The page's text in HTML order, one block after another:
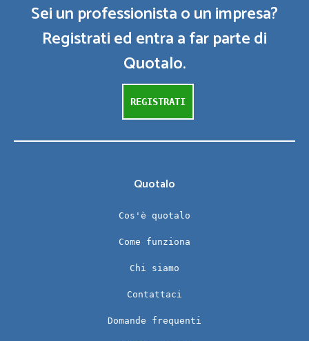
Sei un professionista o un impresa?
Registrati ed entra a far parte di
Quotalo.
REGISTRATI
Quotalo
Cos'è quotalo
Come funziona
Chi siamo
Contattaci
Domande frequenti